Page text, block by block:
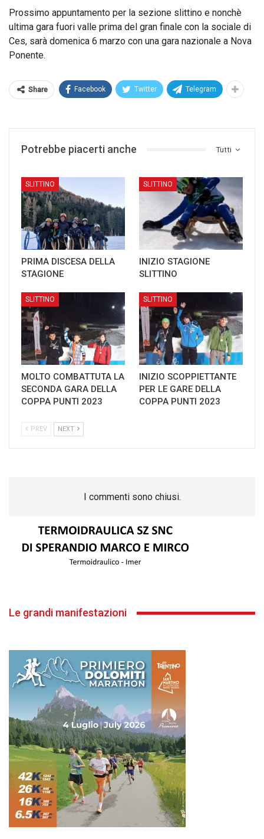
Prossimo appuntamento per la sezione slittino e nonchè
ultima gara fuori valle prima del gran finale con la sociale di
Ces, sarà domenica 6 marzo con una gara nazionale a Nova
Ponente.
Share Facebook Twitter Telegram
Tutti
Potrebbe piacerti anche
SLITTINO
PRIMA DISCESA DELLA
STAGIONE
SLITTINO
INIZIO STAGIONE
SLITTINO
SLITTINO
MOLTO COMBATTUTA LA
SECONDA GARA DELLA
COPPA PUNTI 2023
SLITTINO
INIZIO SCOPPIETTANTE
PER LE GARE DELLA
COPPA PUNTI 2023
PREV NEXT
I commenti sono chiusi.
Le grandi manifestazioni